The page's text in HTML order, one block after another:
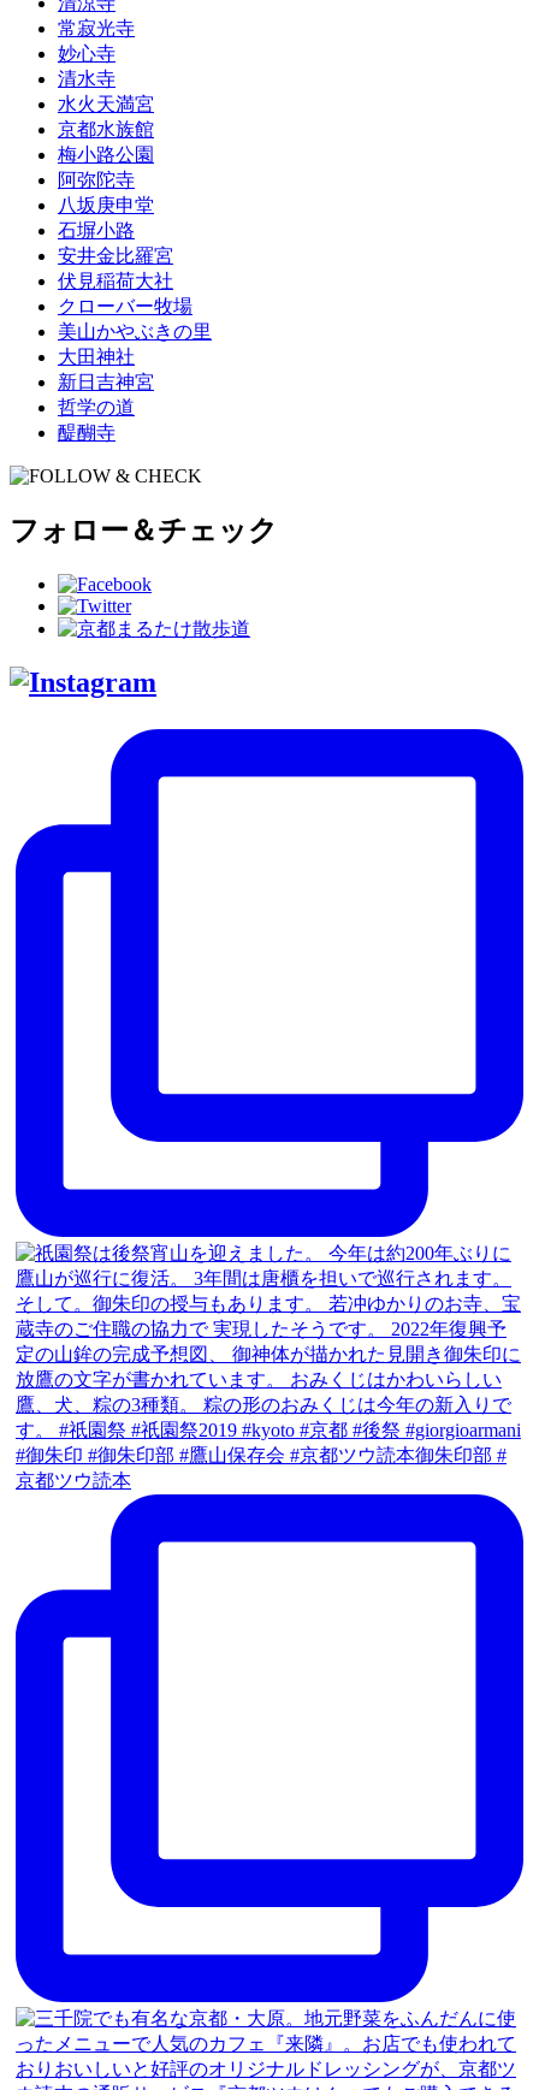
常寂光寺
妙心寺
清水寺
水火天満宮
京都水族館
梅小路公園
阿弥陀寺
八坂庚申堂
石塀小路
安井金比羅宮
伏見稲荷大社
クローバー牧場
美山かやぶきの里
大田神社
新日吉神宮
哲学の道
醍醐寺
フォロー＆チェック